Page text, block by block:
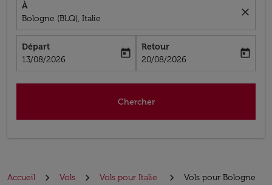
À
Bologne (BLQ), Italie
close
Départ
fc-booking-departure-date-aria-label
13/08/2026
today
Retour
fc-booking-return-date-aria-label
20/08/2026
today
Chercher
Accueil Vols Vols pour Italie Vols pour Bologne